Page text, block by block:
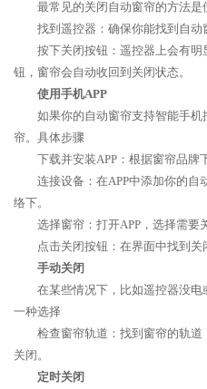
最常见的关闭自动窗帘的方法
找到遥控器：确保你能找到自动
按下关闭按钮：遥控器上会有
钮，窗帘会自动收回到关闭状态。
使用手机APP
如果你的自动窗帘支持智能手
帘。具体步骤
下载并安装APP：根据窗帘品牌
连接设备：在APP中添加你的自
络下。
选择窗帘：打开APP，选择需要
点击关闭按钮：在界面中找到关
手动关闭
在某些情况下，比如遥控器没电
一种选择
检查窗帘轨道：找到窗帘的轨
关闭。
定时关闭